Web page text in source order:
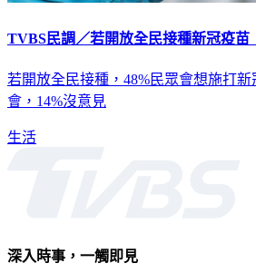
TVBS民調／若開放全民接種新冠疫
若開放全民接種，48%民眾會想施打
會，14%沒意見
生活
深入時事，一觸即見